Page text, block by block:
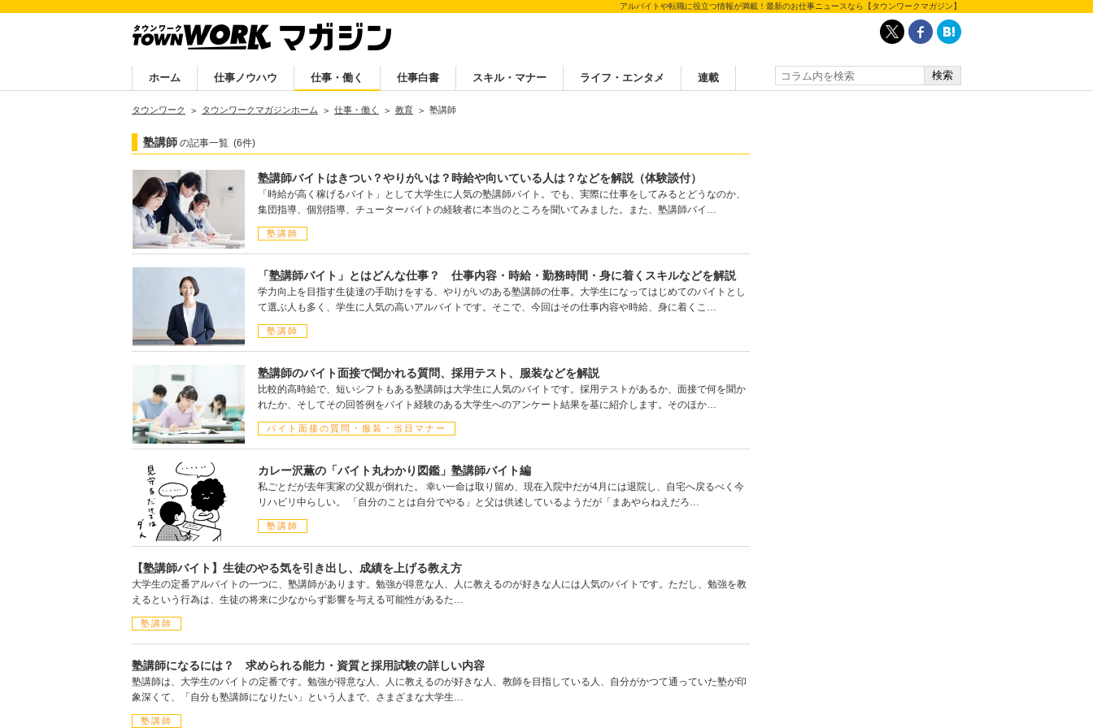
アルバイトや転職に役立つ情報が満載！最新のお仕事ニュースなら【タウンワークマガジン】
ホーム 仕事ノウハウ 仕事・働く 仕事白書 スキル・マナー ライフ・エンタメ 連載
タウンワーク タウンワークマガジンホーム 仕事・働く 教育 塾講師
塾講師 の記事一覧 (6件)
塾講師バイトはきつい？やりがいは？時給や向いている人は？などを解説（体験談付）
「時給が高く稼げるバイト」として大学生に人気の塾講師バイト。でも、実際に仕事をしてみるとどうなのか、
集団指導、個別指導、チューターバイトの経験者に本当のところを聞いてみました。また、塾講師バイ…
塾講師
「塾講師バイト」とはどんな仕事？ 仕事内容・時給・勤務時間・身に着くスキルなどを解説
学力向上を目指す生徒達の手助けをする、やりがいのある塾講師の仕事。大学生になってはじめてのバイトとし
て選ぶ人も多く、学生に人気の高いアルバイトです。そこで、今回はその仕事内容や時給、身に着くこ…
塾講師
塾講師のバイト面接で聞かれる質問、採用テスト、服装などを解説
比較的高時給で、短いシフトもある塾講師は大学生に人気のバイトです。採用テストがあるか、面接で何を聞か
れたか、そしてその回答例をバイト経験のある大学生へのアンケート結果を基に紹介します。そのほか…
バイト面接の質問・服装・当日マナー
カレー沢薫の「バイト丸わかり図鑑」塾講師バイト編
私ごとだが去年実家の父親が倒れた。 幸い一命は取り留め、現在入院中だが4月には退院し、自宅へ戻るべく今
リハビリ中らしい。 「自分のことは自分でやる」と父は供述しているようだが「まあやらねえだろ…
塾講師
【塾講師バイト】生徒のやる気を引き出し、成績を上げる教え方
大学生の定番アルバイトの一つに、塾講師があります。勉強が得意な人、人に教えるのが好きな人には人気のバイトです。ただし、勉強を教
えるという行為は、生徒の将来に少なからず影響を与える可能性があるた…
塾講師
塾講師になるには？ 求められる能力・資質と採用試験の詳しい内容
塾講師は、大学生のバイトの定番です。勉強が得意な人、人に教えるのが好きな人、教師を目指している人、自分がかつて通っていた塾が印
象深くて、「自分も塾講師になりたい」という人まで、さまざまな大学生…
塾講師